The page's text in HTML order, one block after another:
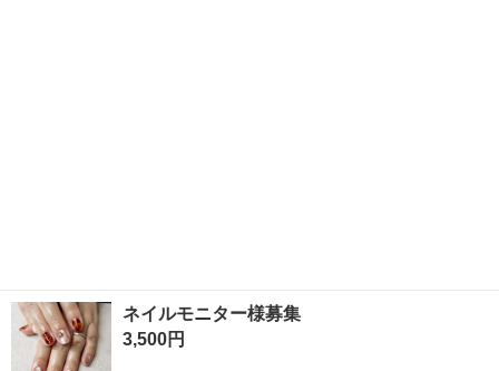
ネイルモニター様募集
3,500円